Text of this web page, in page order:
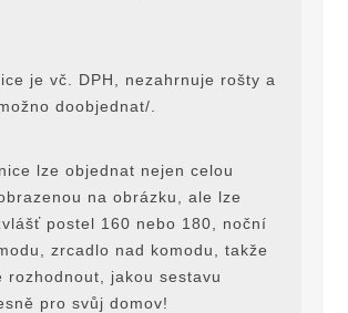
je vč. DPH, nezahrnuje rošty a
doobjednat/.
lze objednat nejen celou
na obrázku, ale lze
postel 160 nebo 180, noční
zrcadlo nad komodu, takže
rozhodnout, jakou sestavu
pro svůj domov!